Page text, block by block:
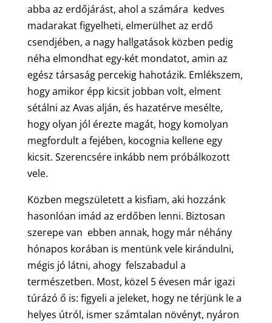
abba az erdőjárást, ahol a számára kedves
madarakat figyelheti, elmerülhet az erdő
csendjében, a nagy hallgatások közben pedig
néha elmondhat egy-két mondatot, amin az
egész társaság percekig hahotázik. Emlékszem,
hogy amikor épp kicsit jobban volt, elment
sétálni az Avas alján, és hazatérve mesélte,
hogy olyan jól érezte magát, hogy komolyan
megfordult a fejében, kocognia kellene egy
kicsit. Szerencsére inkább nem próbálkozott
vele.
Közben megszületett a kisfiam, aki hozzánk
hasonlóan imád az erdőben lenni. Biztosan
szerepe van ebben annak, hogy már néhány
hónapos korában is mentünk vele kirándulni,
mégis jó látni, ahogy felszabadul a
természetben. Most, közel 5 évesen már igazi
túrázó ő is: figyeli a jeleket, hogy ne térjünk le a
helyes útról, ismer számtalan növényt, nyáron